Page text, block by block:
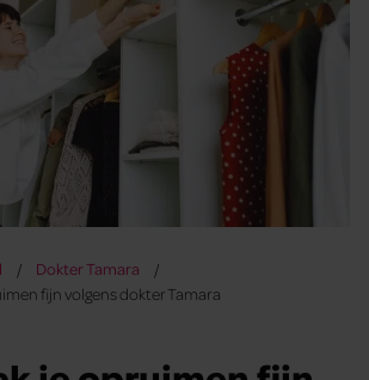
Dokter Tamara
fijn volgens dokter Tamara